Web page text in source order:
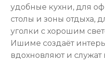
удобные кухни, для
столы и зоны отдыха,
уголки с хорошим
Ишиме создаёт
вдохновляют и